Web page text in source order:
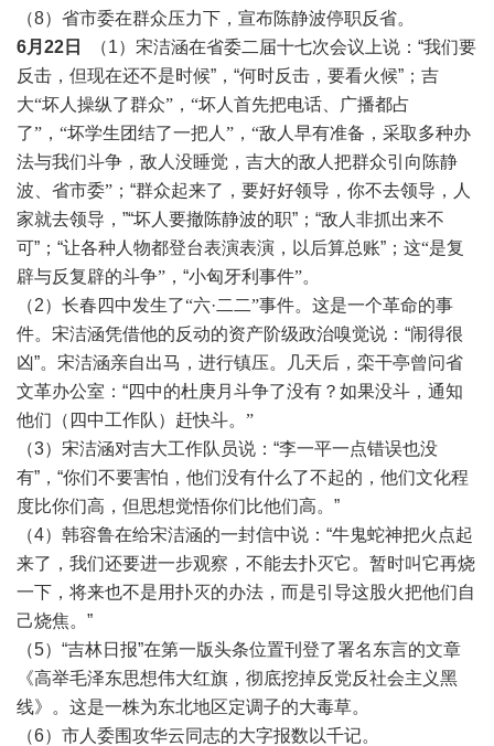
（8）省市委在群众压力下，宣布陈静波停职反省。
6月22日
（1）宋洁涵在省委二届十七次会议上说：“我们要
反击，但现在还不是时候”，“何时反击，要看火候”； 吉
大“坏人操纵了群众”，“坏人首先把电话、广播都占
了”，“坏学生团结了一把人”，“敌人早有准备，采取多种办
法与我们斗争，敌人没睡觉，吉大的敌人把群众引向陈静
波、省市委” ；“群众起来了，要好好领导，你不去领导，人
家就去领导，”“坏人要撤陈静波的职”；“敌人非抓出来不
可”；“让各种人物都登台表演表演，以后算总账”； 这“是复
辟与反复辟的斗争” ，“小匈牙利事件”。
（2） 长春四中发生了“六·二二”事件。这是一个革命的事
件。宋洁涵凭借他的反动的资产阶级政治嗅觉说 ：“闹得很
凶”。宋洁涵亲自出马，进行镇压。几天后，栾干亭曾问省
文革办公室：“四中的杜庚月斗争了没有？如果没斗，通知
他们（四中工作队） 赶快斗。 ”
（3）宋洁涵对吉大工作队员说：“李一平一点错误也没
有”，“你们不要害怕，他们没有什么了不起的，他们文化程
度比你们高，但思想觉悟你们比他们高。”
（4）韩容鲁在给宋洁涵的一封信中说：“牛鬼蛇神把火点起
来了，我们还要进一步观察，不能去扑灭它。暂时叫它再烧
一下，将来也不是用扑灭的办法，而是引导这股火把他们自
己烧焦。”
（5）“吉林日报”在第一版头条位置刊登了署名东言的文章
《高举毛泽东思想伟大红旗，彻底挖掉反党反社会主义黑
线》。这是一株为东北地区定调子的大毒草。
（6）市人委围攻华云同志的大字报数以千记。